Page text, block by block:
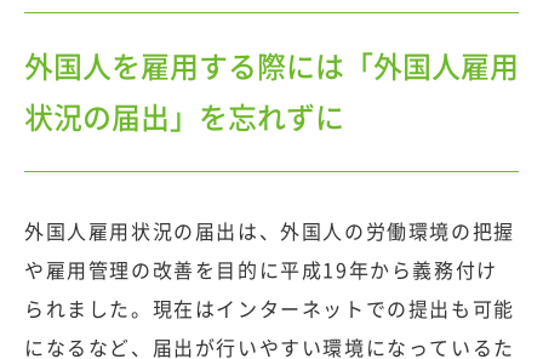
外国人を雇用する際には「外国人雇用
状況の届出」を忘れずに
外国人雇用状況の届出は、外国人の労働環境の把握
や雇用管理の改善を目的に平成19年から義務付け
られました。現在はインターネットでの提出も可能
になるなど、届出が行いやすい環境になっているた